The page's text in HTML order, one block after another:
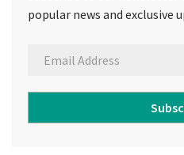
popular news and exclusive